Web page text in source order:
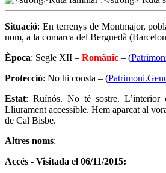
Situació: En terrenys de Montmajor,
nom, a la comarca del Berguedà
Època: Segle XII – Romànic – (
Protecció: No hi consta – (
Estat: Ruïnós. No té sostre. L’interior
Lliurament accessible. Hem aparcat al
de Cal Bisbe.
Altres noms:
Accés - Visitada el 06/11/2015: